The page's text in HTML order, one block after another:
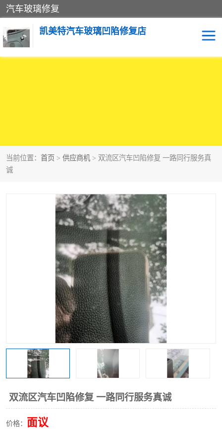
汽车玻璃修复
凯美特汽车玻璃凹陷修复店
当前位置： 首页 > 供应商机 > 双流区汽车凹陷修复 一路同行服务真
诚
双流区汽车凹陷修复 一路同行服务真诚
价格： 面议